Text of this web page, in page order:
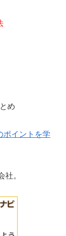
ポイントを学
社。